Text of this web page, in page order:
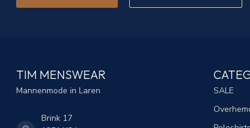
TIM MENSWEAR
Mannenmode in Laren
Brink 17
SALE